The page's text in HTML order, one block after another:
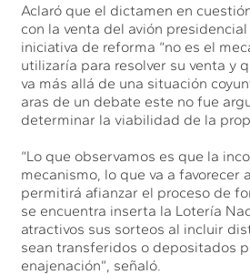
Aclaró que el dictamen en
con la venta del avión presidencial
iniciativa de reforma “no es el
utilizaría para resolver su venta y
va más allá de una situación
aras de un debate este no fue
determinar la viabilidad de la
“Lo que observamos es que la
mecanismo, lo que va a favorecer
permitirá afianzar el proceso de
se encuentra inserta la Lotería
atractivos sus sorteos al incluir
sean transferidos o depositados
enajenación”, señaló.